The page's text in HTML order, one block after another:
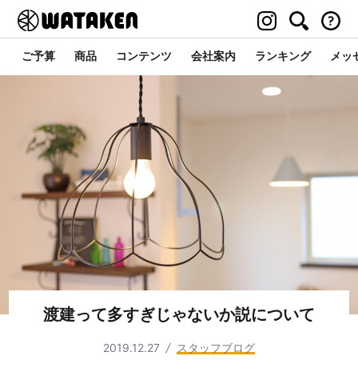
ご予算 商品 コンテンツ 会社案内 ランキング メッ
渡建って多すぎじゃないか説について
2019.12.27 スタッフブログ